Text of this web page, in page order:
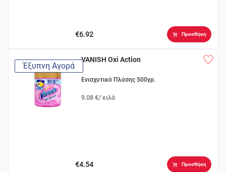
€6.92 Προσθήκη
Έξυπνη Αγορά
VANISH Oxi Action
Ενισχυτικό Πλύσης 500γρ.
9.08 €/ κιλό
€4.54 Προσθήκη